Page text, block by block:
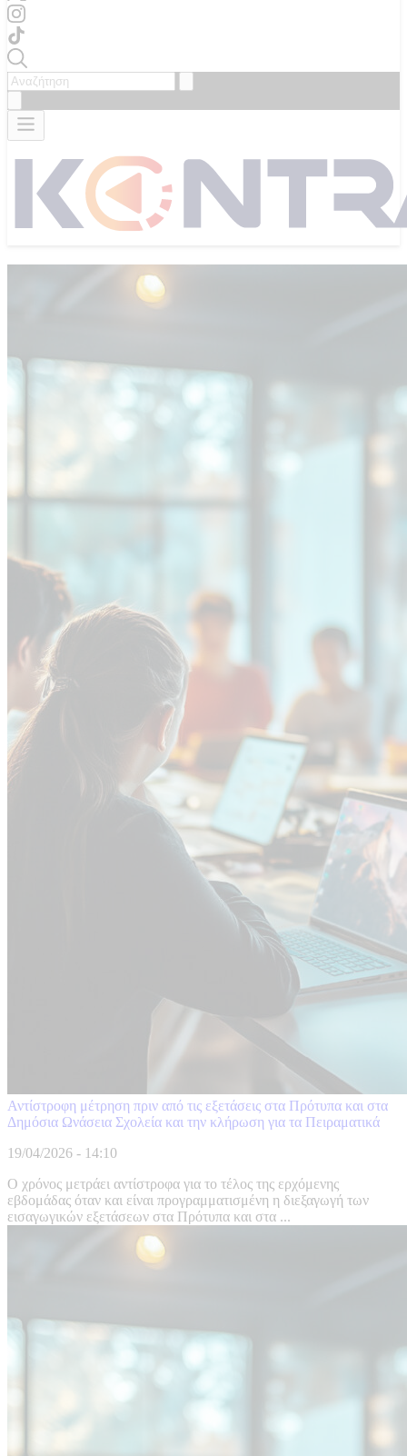
Αντίστροφη μέτρηση πριν από τις εξετάσεις στα Πρότυπα και στα
Δημόσια Ωνάσεια Σχολεία και την κλήρωση για τα Πειραματικά
19/04/2026 - 14:10
Ο χρόνος μετράει αντίστροφα για το τέλος της ερχόμενης
εβδομάδας όταν και είναι προγραμματισμένη η διεξαγωγή των
εισαγωγικών εξετάσεων στα Πρότυπα και στα ...